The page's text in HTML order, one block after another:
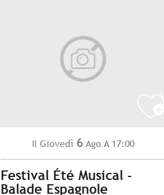
Il Giovedì 6 Ago A 17:00
Festival Été Musical -
Balade Espagnole